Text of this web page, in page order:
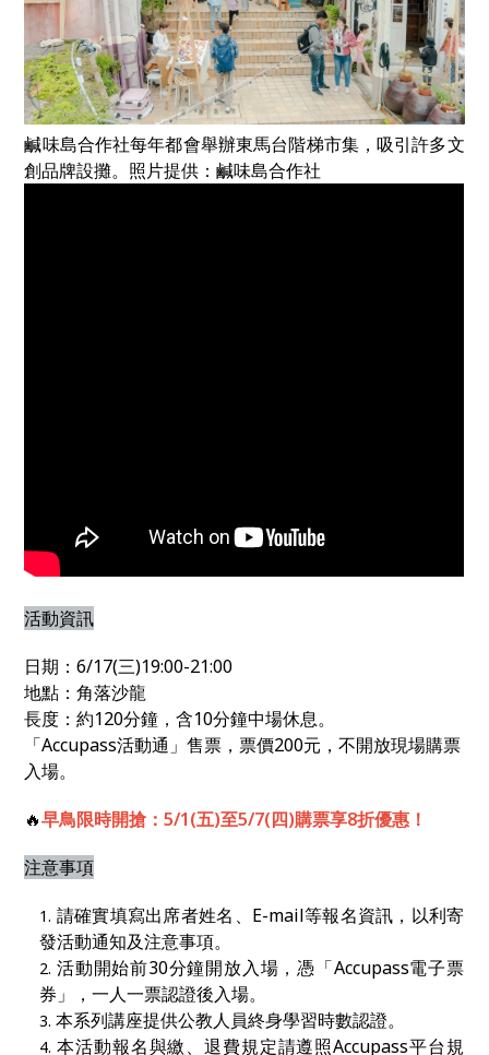
鹹味島合作社每年都會舉辦東馬台階梯市集，吸引許多文
創品牌設攤。照片提供：鹹味島合作社
活動資訊
日期：6/17(三)19:00-21:00
地點：角落沙龍
長度：約120分鐘，含10分鐘中場休息。
「Accupass活動通」售票，票價200元，不開放現場購票
入場。
🔥早鳥限時開搶：5/1(五)至5/7(四)購票享8折優惠！
注意事項
請確實填寫出席者姓名、 E-mail等報名資訊，以利寄
發活動通知及注意事項。
活動開始前30分鐘開放入場，憑「Accupass電子票
券」，一人一票認證後入場。
本系列講座提供公教人員終身學習時數認證。
本活動報名與繳、退費規定請遵照Accupass平台規